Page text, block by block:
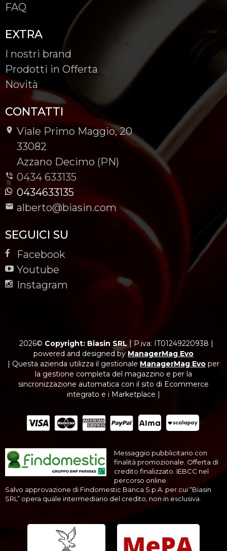
FAQ
EXTRA
I nostri brand
Prodotti in Offerta
Novità
CONTATTI
Viale Primo Maggio, 20
-
33082
-
Azzano Decimo (PN)
0434 633135
0434633135
alberto@biasin.com
SEGUICI SU
Facebook
Youtube
Instagram
2026© Copyright: Biasin SRL| P.iva: IT01249220938 |
powered and designed by ManagerMag Evo
| Questa azienda utilizza il gestionale ManagerMag Evo per
la gestione completa del magazzino e per la
sincronizzazione automatica con il sito di Ecommerce
integrato e i Marketplace |
Messaggio pubblicitario con
finalità promozionale. Offerta di
credito finalizzato. IEBCC nel
percorso online.
Salvo approvazione di Findomestic Banca S.p.A. per cui “Biasin
SRL” opera quale intermediario del credito, non in esclusiva.